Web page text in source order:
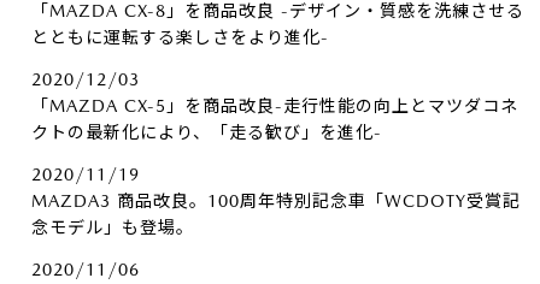
「MAZDA CX-8」を商品改良 -デザイン・質感を洗練させる
とともに運転する楽しさをより進化-
2020/12/03
「MAZDA CX-5」を商品改良-走行性能の向上とマツダコネ
クトの最新化により、「走る歓び」を進化-
2020/11/19
MAZDA3 商品改良。100周年特別記念車「WCDOTY受賞記
念モデル」も登場。
2020/11/06